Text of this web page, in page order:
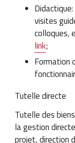
visites
colloques,
link;
Formation
Tutelle directe
Tutelle des
la gestion
projet, direction